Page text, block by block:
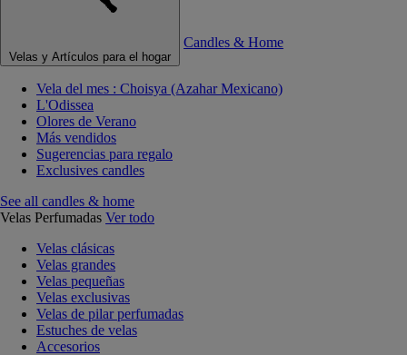
Velas y Artículos para el hogar
Candles & Home
Vela del mes : Choisya (Azahar Mexicano)
L'Odissea
Olores de Verano
Más vendidos
Sugerencias para regalo
Exclusives candles
See all candles & home
Velas Perfumadas Ver todo
Velas clásicas
Velas grandes
Velas pequeñas
Velas exclusivas
Velas de pilar perfumadas
Estuches de velas
Accesorios